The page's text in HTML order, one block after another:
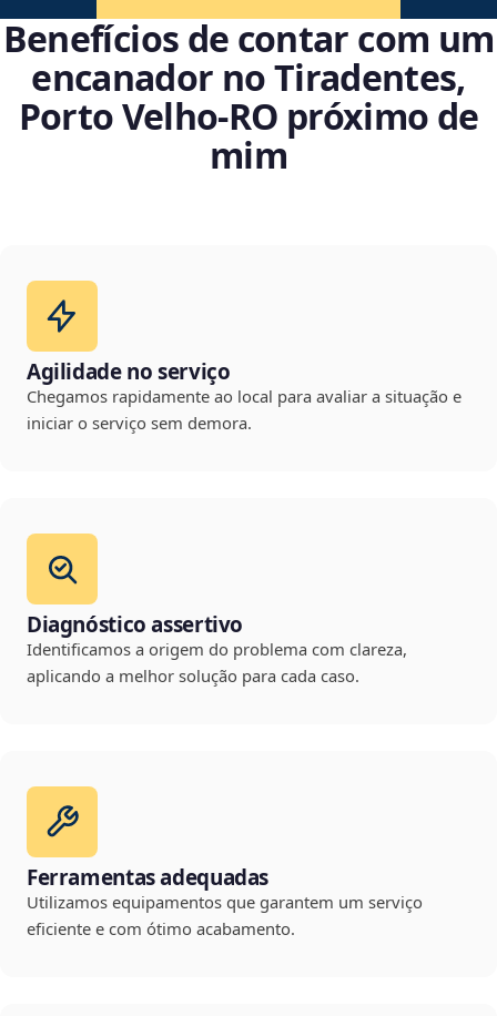
Benefícios de contar com um
encanador no Tiradentes,
Porto Velho‑RO próximo de
mim
Agilidade no serviço
Chegamos rapidamente ao local para avaliar a situação e
iniciar o serviço sem demora.
Diagnóstico assertivo
Identificamos a origem do problema com clareza,
aplicando a melhor solução para cada caso.
Ferramentas adequadas
Utilizamos equipamentos que garantem um serviço
eficiente e com ótimo acabamento.